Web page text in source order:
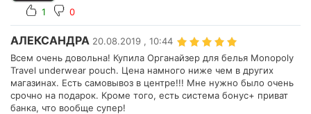
1 0
АЛЕКСАНДРА 20.08.2019 , 10:44
Всем очень довольна! Купила Органайзер для белья Monopoly
Travel underwear pouch. Цена намного ниже чем в других
магазинах. Есть самовывоз в центре!!! Мне нужно было очень
срочно на подарок. Кроме того, есть система бонус+ приват
банка, что вообще супер!